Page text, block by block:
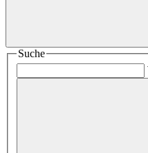
Suche